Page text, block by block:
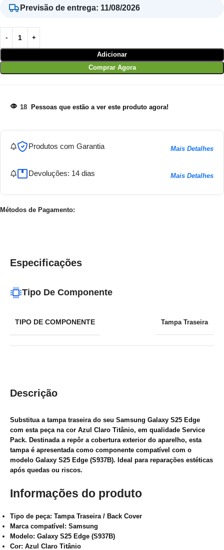
Previsão de entrega: 11/08/2026
Adicionar
Comprar Agora
18 Pessoas que estão a ver este produto agora!
Produtos com Garantia Mais Detalhes
Devoluções: 14 dias Mais Detalhes
Métodos de Pagamento:
Descrição
Substitua a tampa traseira do seu Samsung Galaxy S25 Edge
com esta peça na cor Azul Claro Titânio, em qualidade Service
Pack. Destinada a repôr a cobertura exterior do aparelho, esta
tampa é apresentada como componente compatível com o
modelo Galaxy S25 Edge (S937B). Ideal para reparações estéticas
após quedas ou riscos.
Informações do produto
Tipo de peça: Tampa Traseira / Back Cover
Marca compatível: Samsung
Modelo: Galaxy S25 Edge (S937B)
Cor: Azul Claro Titânio
Especificações
Tipo De Componente
TIPO DE COMPONENTE Tampa Traseira